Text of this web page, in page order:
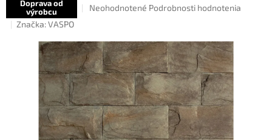
Doprava od
výrobcu
Priemerné
je
0,0
z
5
hviezdičiek.
Neohodnotené Podrobnosti hodnotenia
Značka:VASPO